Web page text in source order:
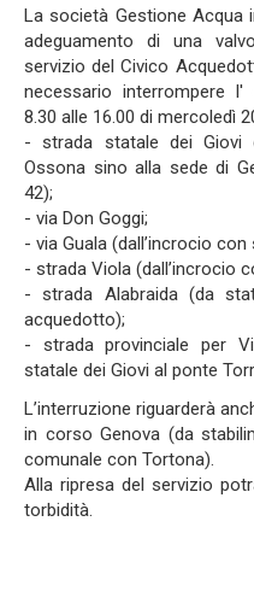
La società Gestione Acqua
adeguamento di una
servizio del Civico
necessario interrompere l'
8.30 alle 16.00 di mercoledì
- strada statale dei Giovi
Ossona sino alla sede di
42);
- via Don Goggi;
- via Guala (dall’incrocio
- strada Viola (dall’incrocio
- strada Alabraida (da
acquedotto);
- strada provinciale per
statale dei Giovi al ponte
L’interruzione riguarderà
in corso Genova (da
comunale con Tortona).
Alla ripresa del servizio
torbidità.